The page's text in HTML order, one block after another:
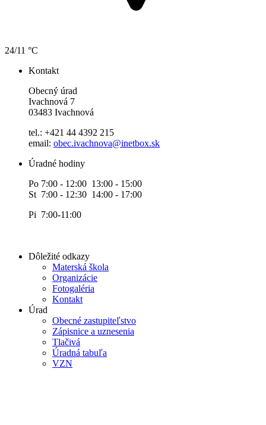
24/11 °C
Kontakt
Obecný úrad
Ivachnová 7
03483 Ivachnová
tel.: +421 44 4392 215
email: obec.ivachnova@inetbox.sk
Úradné hodiny
Po 7:00 - 12:00 13:00 - 15:00
St 7:00 - 12:30 14:00 - 17:00
Pi 7:00-11:00
Dôležité odkazy
Materská škola
Organizácie
Fotogaléria
Kontakt
Úrad
Obecné zastupiteľstvo
Zápisnice a uznesenia
Tlačivá
Úradná tabuľa
VZN